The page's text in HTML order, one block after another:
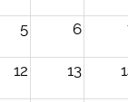
5 6
12 13